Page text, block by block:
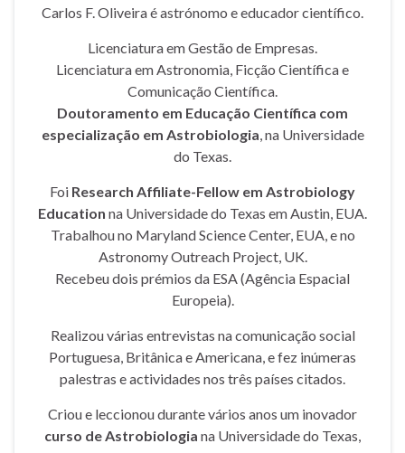
Carlos F. Oliveira é astrónomo e educador científico.
Licenciatura em Gestão de Empresas.
Licenciatura em Astronomia, Ficção Científica e
Comunicação Científica.
Doutoramento em Educação Científica com
especialização em Astrobiologia, na Universidade
do Texas.
Foi Research Affiliate-Fellow em Astrobiology
Education na Universidade do Texas em Austin, EUA.
Trabalhou no Maryland Science Center, EUA, e no
Astronomy Outreach Project, UK.
Recebeu dois prémios da ESA (Agência Espacial
Europeia).
Realizou várias entrevistas na comunicação social
Portuguesa, Britânica e Americana, e fez inúmeras
palestras e actividades nos três países citados.
Criou e leccionou durante vários anos um inovador
curso de Astrobiologia na Universidade do Texas,